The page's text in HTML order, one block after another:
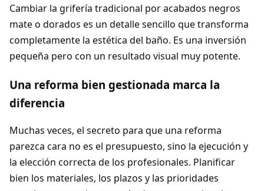
Cambiar la grifería tradicional por acabados negros
mate o dorados es un detalle sencillo que transforma
completamente la estética del baño. Es una inversión
pequeña pero con un resultado visual muy potente.
Una reforma bien gestionada marca la
diferencia
Muchas veces, el secreto para que una reforma
parezca cara no es el presupuesto, sino la ejecución y
la elección correcta de los profesionales. Planificar
bien los materiales, los plazos y las prioridades